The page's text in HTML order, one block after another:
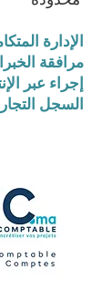
الإدارة
مرافقة
100٪ إجراء عبر
السجل